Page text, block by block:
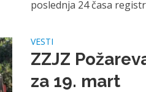
poslednja 24 časa
VESTI
ZZJZ
za 19. mart